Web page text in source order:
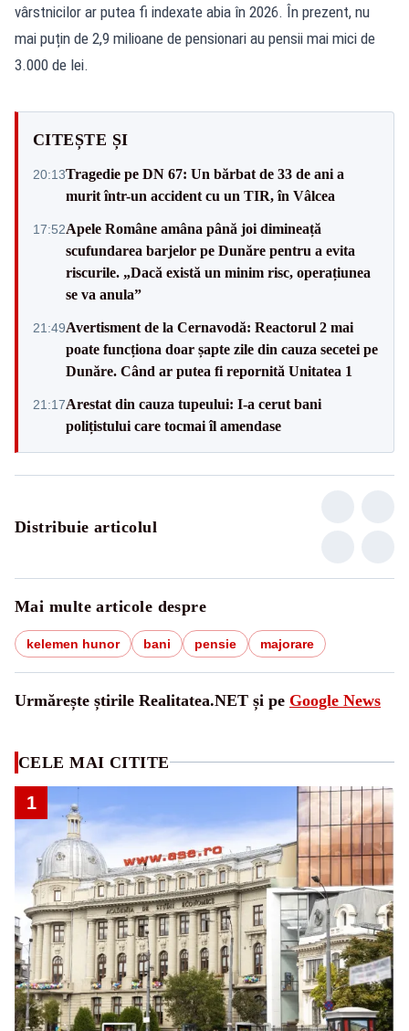
vârstnicilor ar putea fi indexate abia în 2026. În prezent, nu
mai puțin de 2,9 milioane de pensionari au pensii mai mici de
3.000 de lei.
CITEȘTE ȘI
20:13Tragedie pe DN 67: Un bărbat de 33 de ani a
murit într-un accident cu un TIR, în Vâlcea
17:52Apele Române amâna până joi dimineață
scufundarea barjelor pe Dunăre pentru a evita
riscurile. „Dacă există un minim risc, operațiunea
se va anula”
21:49Avertisment de la Cernavodă: Reactorul 2 mai
poate funcționa doar șapte zile din cauza secetei pe
Dunăre. Când ar putea fi repornită Unitatea 1
21:17Arestat din cauza tupeului: I-a cerut bani
polițistului care tocmai îl amendase
Distribuie articolul
Mai multe articole despre
kelemen hunor bani pensie majorare
Urmărește știrile Realitatea.NET și pe Google News
CELE MAI CITITE
1